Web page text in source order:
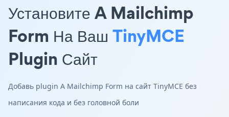
Установите A Mailchimp
Form На Ваш TinyMCE
Plugin Сайт
Добавь plugin A Mailchimp Form на сайт TinyMCE без
написания кода и без головной боли